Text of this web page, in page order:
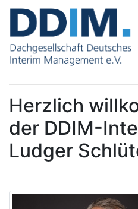
Herzlich
der DDIM-
Ludger